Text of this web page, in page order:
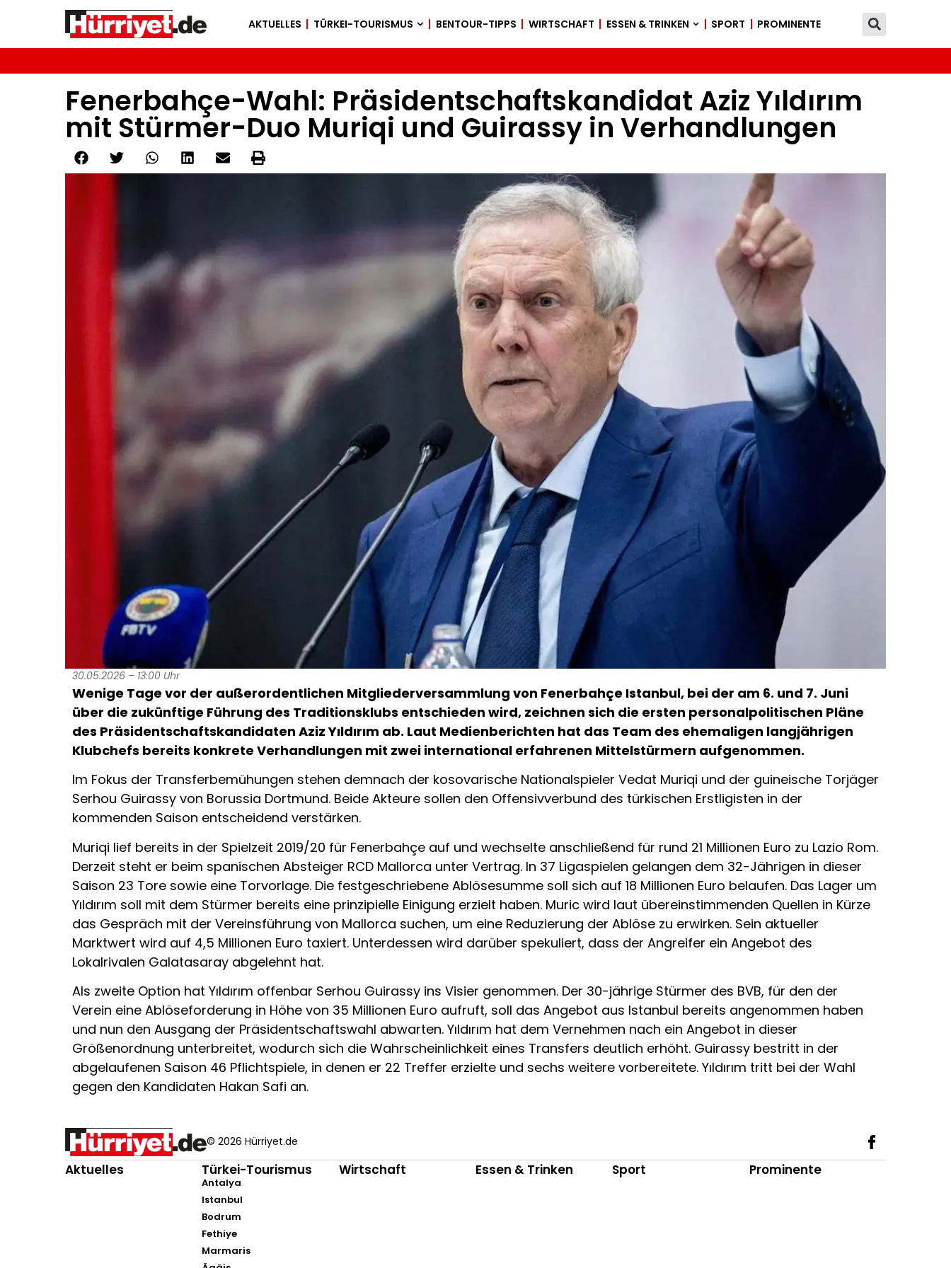
AKTUELLES TÜRKEI-TOURISMUS BENTOUR-TIPPS WIRTSCHAFT ESSEN & TRINKEN SPORT PROMINENTE
Fenerbahçe-Wahl: Präsidentschaftskandidat Aziz Yıldırım
mit Stürmer-Duo Muriqi und Guirassy in Verhandlungen
30.05.2026 – 13:00 Uhr
Wenige Tage vor der außerordentlichen Mitgliederversammlung von Fenerbahçe Istanbul, bei der am 6. und 7. Juni
über die zukünftige Führung des Traditionsklubs entschieden wird, zeichnen sich die ersten personalpolitischen Pläne
des Präsidentschaftskandidaten Aziz Yıldırım ab. Laut Medienberichten hat das Team des ehemaligen langjährigen
Klubchefs bereits konkrete Verhandlungen mit zwei international erfahrenen Mittelstürmern aufgenommen.
Im Fokus der Transferbemühungen stehen demnach der kosovarische Nationalspieler Vedat Muriqi und der guineische Torjäger
Serhou Guirassy von Borussia Dortmund. Beide Akteure sollen den Offensivverbund des türkischen Erstligisten in der
kommenden Saison entscheidend verstärken.
Muriqi lief bereits in der Spielzeit 2019/20 für Fenerbahçe auf und wechselte anschließend für rund 21 Millionen Euro zu Lazio Rom.
Derzeit steht er beim spanischen Absteiger RCD Mallorca unter Vertrag. In 37 Ligaspielen gelangen dem 32-Jährigen in dieser
Saison 23 Tore sowie eine Torvorlage. Die festgeschriebene Ablösesumme soll sich auf 18 Millionen Euro belaufen. Das Lager um
Yıldırım soll mit dem Stürmer bereits eine prinzipielle Einigung erzielt haben. Muric wird laut übereinstimmenden Quellen in Kürze
das Gespräch mit der Vereinsführung von Mallorca suchen, um eine Reduzierung der Ablöse zu erwirken. Sein aktueller
Marktwert wird auf 4,5 Millionen Euro taxiert. Unterdessen wird darüber spekuliert, dass der Angreifer ein Angebot des
Lokalrivalen Galatasaray abgelehnt hat.
Als zweite Option hat Yıldırım offenbar Serhou Guirassy ins Visier genommen. Der 30-jährige Stürmer des BVB, für den der
Verein eine Ablöseforderung in Höhe von 35 Millionen Euro aufruft, soll das Angebot aus Istanbul bereits angenommen haben
und nun den Ausgang der Präsidentschaftswahl abwarten. Yıldırım hat dem Vernehmen nach ein Angebot in dieser
Größenordnung unterbreitet, wodurch sich die Wahrscheinlichkeit eines Transfers deutlich erhöht. Guirassy bestritt in der
abgelaufenen Saison 46 Pflichtspiele, in denen er 22 Treffer erzielte und sechs weitere vorbereitete. Yıldırım tritt bei der Wahl
gegen den Kandidaten Hakan Safi an.
© 2026 Hürriyet.de
Aktuelles Türkei-Tourismus
Antalya
Istanbul
Bodrum
Fethiye
Marmaris
Wirtschaft Essen & Trinken Sport Prominente